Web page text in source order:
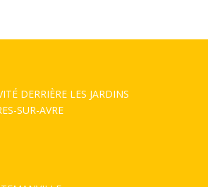
DERRIÈRE LES JARDINS
SUR-AVRE